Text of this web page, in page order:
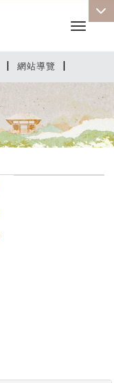
| 網站導覽 |
Toggle